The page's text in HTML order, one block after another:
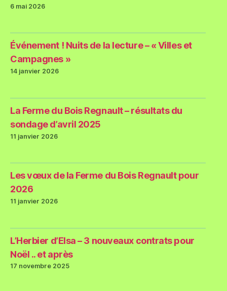
6 mai 2026
Événement ! Nuits de la lecture – « Villes et
Campagnes »
14 janvier 2026
La Ferme du Bois Regnault – résultats du
sondage d’avril 2025
11 janvier 2026
Les vœux de la Ferme du Bois Regnault pour
2026
11 janvier 2026
L’Herbier d’Elsa – 3 nouveaux contrats pour
Noël .. et après
17 novembre 2025